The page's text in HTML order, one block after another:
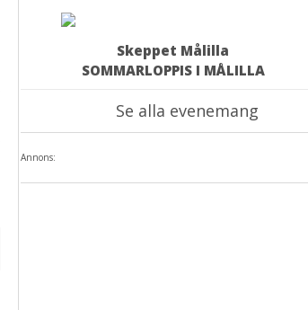
Skeppet Målilla
SOMMARLOPPIS I MÅLILLA
Se alla evenemang
Annons: